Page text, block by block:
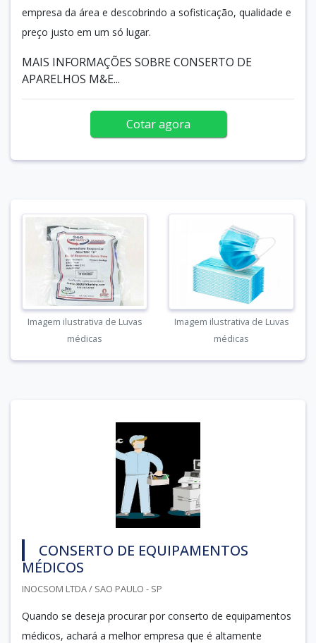
empresa da área e descobrindo a sofisticação, qualidade e
preço justo em um só lugar.
MAIS INFORMAÇÕES SOBRE CONSERTO DE
APARELHOS M&E...
Cotar agora
Imagem ilustrativa de Luvas
médicas
Imagem ilustrativa de Luvas
médicas
CONSERTO DE EQUIPAMENTOS
MÉDICOS
INOCSOM LTDA / SAO PAULO - SP
Quando se deseja procurar por conserto de equipamentos
médicos, achará a melhor empresa que é altamente